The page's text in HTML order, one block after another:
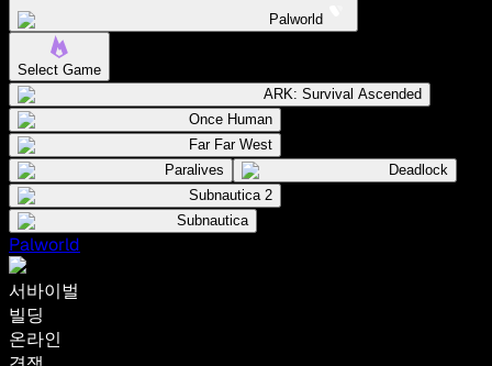
Palworld
Select Game
ARK: Survival Ascended
Once Human
Far Far West
Paralives
Deadlock
Subnautica 2
Subnautica
Palworld
서바이벌
빌딩
온라인